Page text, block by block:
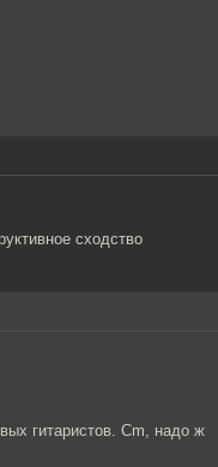
сходство
гитаристов. Cm, надо ж